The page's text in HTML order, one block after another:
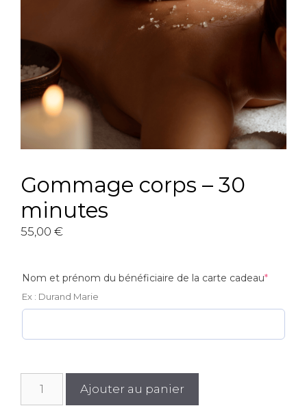
Gommage corps – 30
minutes
55,00 €
Nom et prénom du bénéficiaire de la carte cadeau*
Ex : Durand Marie
Ajouter au panier